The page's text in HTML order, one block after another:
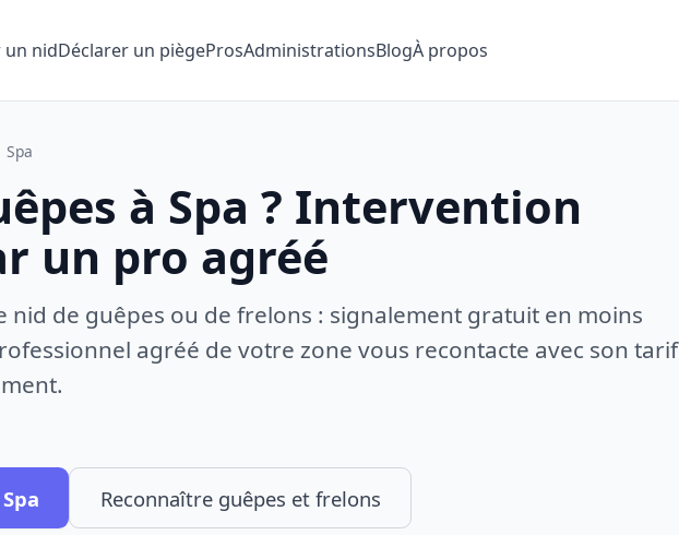
un nidDéclarer un piègeProsAdministrationsBlogÀ propos
Spa
à Spa ? Intervention
un pro agréé
nid de guêpes ou de frelons : signalement gratuit en moins
agréé de votre zone vous recontacte avec son tarif
Reconnaître guêpes et frelons